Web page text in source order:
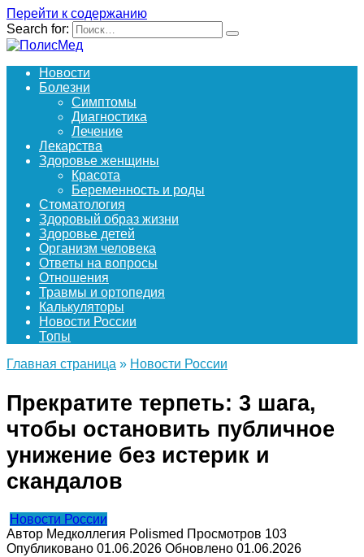
Перейти к содержанию
Search for:
Новости
Болезни
Симптомы
Диагностика
Лечение
Лекарства
Здоровье женщины
Красота
Беременность и роды
Стоматология
Здоровый образ жизни
Здоровье детей
Организм человека
Ответы на вопросы
Отношения
Травмы и ортопедия
Калькуляторы
Новости России
Топы
Главная страница » Новости России
Прекратите терпеть: 3 шага,
чтобы остановить публичное
унижение без истерик и
скандалов
Новости России
Автор Медколлегия Polismed Просмотров 103
Опубликовано 01.06.2026 Обновлено 01.06.2026